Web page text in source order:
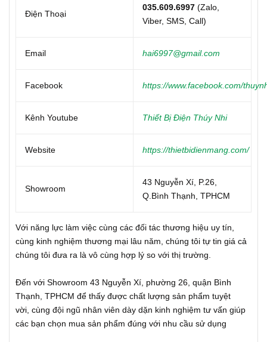
Điện Thoại
035.609.6997 (Zalo,
Viber, SMS, Call)
Email hai6997@gmail.com
Facebook https://www.facebook.com/
Kênh Youtube Thiết Bị Điện Thúy Nhi
Website https://thietbidienmang.com/
Showroom
43 Nguyễn Xí, P.26,
Q.Bình Thạnh, TPHCM
Với năng lực làm việc cùng các đối tác thương hiệu uy tín,
cùng kinh nghiệm thương mại lâu năm, chúng tôi tự tin giá cả
chúng tôi đưa ra là vô cùng hợp lý so với thị trường.
Đến với Showroom 43 Nguyễn Xí, phường 26, quận Bình
Thạnh, TPHCM để thấy được chất lượng sản phẩm tuyệt
vời, cùng đội ngũ nhân viên dày dặn kinh nghiệm tư vấn giúp
các bạn chọn mua sản phẩm đúng với nhu cầu sử dụng